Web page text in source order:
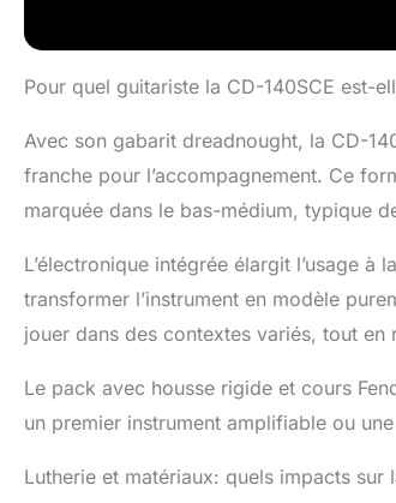
Pour quel guitariste la CD-140SCE est-
Avec son gabarit dreadnought, la CD-
franche pour l’accompagnement. Ce
marquée dans le bas-médium, typique
L’électronique intégrée élargit l’usage
transformer l’instrument en modèle
jouer dans des contextes variés, tout
Le pack avec housse rigide et cours
un premier instrument amplifiable ou
Lutherie et matériaux: quels impacts sur